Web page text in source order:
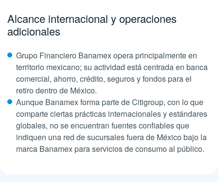
Alcance internacional y operaciones
adicionales
Grupo Financiero Banamex opera principalmente en
territorio mexicano; su actividad está centrada en banca
comercial, ahorro, crédito, seguros y fondos para el
retiro dentro de México.
Aunque Banamex forma parte de Citigroup, con lo que
comparte ciertas prácticas internacionales y estándares
globales, no se encuentran fuentes confiables que
indiquen una red de sucursales fuera de México bajo la
marca Banamex para servicios de consumo al público.